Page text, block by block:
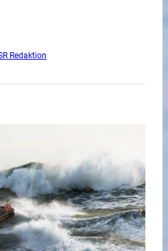
Redaktion